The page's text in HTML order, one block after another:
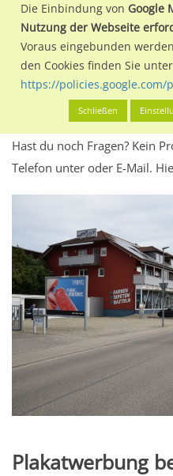
kannst du dich schon vor
Standort, seine Reichweite
eventuelle Beschränkungen
Werbeinhalten informieren.
Alles klar? Dann findest du
Buchungdes
Hast du noch Fragen? Kein
Telefon unter oder E-Mail.
Plakatwerbung
Die Einbindung von Google
Nutzung der Webseite
Voraus eingebunden
den Cookies finden Sie unter
https://policies.google.com/
Schließen